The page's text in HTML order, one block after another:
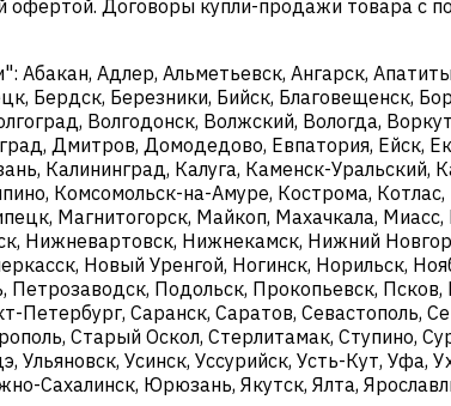
офертой. Договоры купли-продажи товара
Адлер, Альметьевск, Ангарск,
Бердск, Березники, Бийск, Благовещенск,
Волгодонск, Волжский, Вологда,
Дмитров, Домодедово, Евпатория, Ейск,
Калининград, Калуга, Каменск-
Комсомольск-на-Амуре, Кострома,
Магнитогорск, Майкоп, Махачкала,
Нижневартовск, Нижнекамск, Нижний
Новый Уренгой, Ногинск, Норильск,
Подольск, Прокопьевск,
Петербург, Саранск, Саратов, Севастополь,
Старый Оскол, Стерлитамак, Ступино,
Ульяновск, Усинск, Уссурийск, Усть-Кут,
Сахалинск, Юрюзань, Якутск, Ялта,